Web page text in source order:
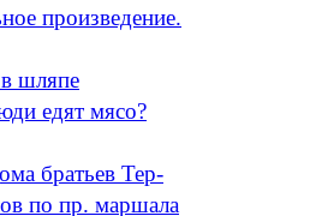
произведение.
шляпе
едят мясо?
братьев Тер-
по пр. маршала